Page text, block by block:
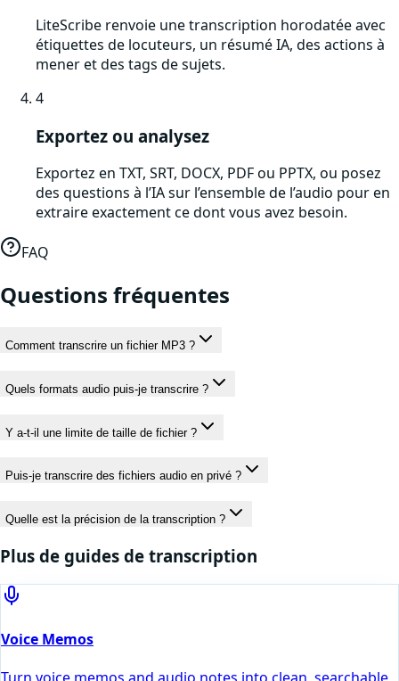
LiteScribe renvoie une transcription horodatée avec
étiquettes de locuteurs, un résumé IA, des actions à
mener et des tags de sujets.
4
Exportez ou analysez
Exportez en TXT, SRT, DOCX, PDF ou PPTX, ou posez
des questions à l’IA sur l’ensemble de l’audio pour en
extraire exactement ce dont vous avez besoin.
FAQ
Questions fréquentes
Comment transcrire un fichier MP3 ?
Quels formats audio puis-je transcrire ?
Y a-t-il une limite de taille de fichier ?
Puis-je transcrire des fichiers audio en privé ?
Quelle est la précision de la transcription ?
Plus de guides de transcription
Voice Memos